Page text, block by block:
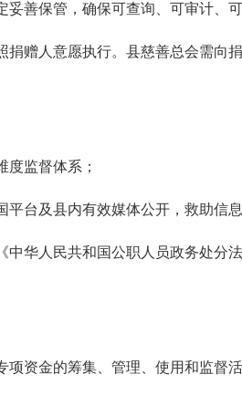
善保管，确保可查询、可审计、可
人意愿执行。县慈善总会需向
监督体系；
台及县内有效媒体公开，救助信息
人民共和国公职人员政务处分
资金的筹集、管理、使用和监督活